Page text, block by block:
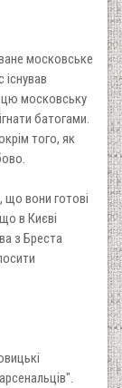
московське
існував
цю московську
батогами.
того, як
що вони готові
в Києві
з Бреста